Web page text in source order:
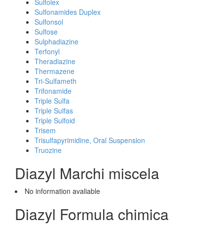
Sulfolex
Sulfonamides Duplex
Sulfonsol
Sulfose
Sulphadiazine
Terfonyl
Theradiazine
Thermazene
Tri-Sulfameth
Trifonamide
Triple Sulfa
Triple Sulfas
Triple Sulfoid
Trisem
Trisulfapyrimidine, Oral Suspension
Truozine
Diazyl Marchi miscela
No information avaliable
Diazyl Formula chimica